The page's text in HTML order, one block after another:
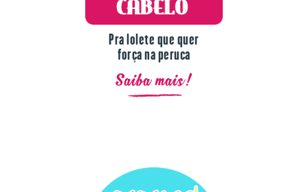
Pra lolete que quer
força na peruca
Saiba mais!